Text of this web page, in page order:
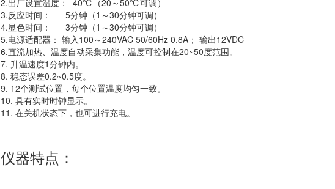
2.出厂设置温度： 40℃ （20～50℃可调）
3.反应时间： 5分钟（1～30分钟可调）
4.显色时间： 3分钟（1～30分钟可调）
5.电源适配器： 输入100～240VAC 50/60Hz 0.8A； 输出12VDC
6.直流加热、温度自动采集功能，温度可控制在20~50度范围。
7. 升温速度1分钟内。
8. 稳态误差0.2~0.5度。
9. 12个测试位置，每个位置温度均匀一致。
10. 具有实时时钟显示。
11. 在关机状态下，也可进行充电。
仪器特点：